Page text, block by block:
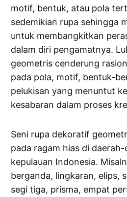
motif, bentuk, atau pola
sedemikian rupa sehingga
untuk membangkitkan
dalam diri pengamatnya.
geometris cenderung
pada pola, motif, bentuk-
pelukisan yang menuntut
kesabaran dalam proses
Seni rupa dekoratif
pada ragam hias di
kepulauan Indonesia.
berganda, lingkaran, elips,
segi tiga, prisma, empat